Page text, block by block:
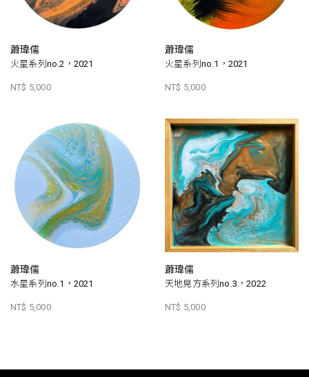
蕭瑋儒
火星系列no.2，2021
NT$ 5,000
蕭瑋儒
火星系列no.1，2021
NT$ 5,000
蕭瑋儒
水星系列no.1，2021
NT$ 5,000
蕭瑋儒
天地見方系列no.3，2022
NT$ 5,000